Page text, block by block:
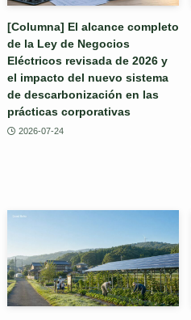
[Columna] El alcance completo
de la Ley de Negocios
Eléctricos revisada de 2026 y
el impacto del nuevo sistema
de descarbonización en las
prácticas corporativas
2026-07-24